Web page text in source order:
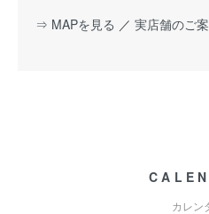
⇒ MAPを見る ／ 実店舗のご
カレン